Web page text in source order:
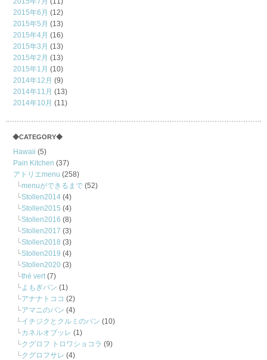
2015年6月 (12)
2015年5月 (13)
2015年4月 (16)
2015年3月 (13)
2015年2月 (13)
2015年1月 (10)
2014年12月 (9)
2014年11月 (13)
2014年10月 (11)
◆CATEGORY◆
Hawaii (5)
Pain Kitchen (37)
アトリエmenu (258)
menuができるまで (52)
Stollen2014 (4)
Stollen2015 (4)
Stollen2016 (8)
Stollen2017 (3)
Stollen2018 (3)
Stollen2019 (4)
Stollen2020 (3)
thé vert(7)
よもぎパン (1)
アナナトココ (2)
アマニのパン (4)
イチジクとクルミのパン (10)
カネルオブッレ (1)
クグロフ トロワショコラ (9)
クグロフサレ (4)